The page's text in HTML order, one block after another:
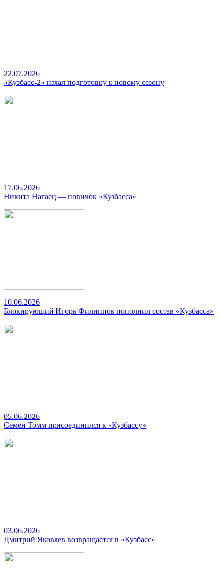
22.07.2026
«Кузбасс-2» начал подготовку к новому сезону
17.06.2026
Никита Нагаец — новичок «Кузбасса»
10.06.2026
Блокирующий Игорь Филиппов пополнил состав «Кузбасса»
05.06.2026
Семён Томм присоединился к «Кузбассу»
03.06.2026
Дмитрий Яковлев возвращается в «Кузбасс»